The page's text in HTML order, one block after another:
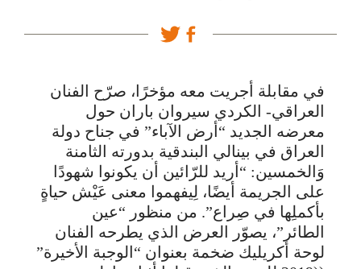
في مقابلة أجريت معه مؤخرًا، صرّح الفنان
العراقي- الكردي سيروان باران حول
معرضه الجديد “أرض الآباء” في جناح دولة
العراق في بينالي البندقية بدورته الثامنة
وَالخمسين: “أريد للرّائين أن يكونوا شهودًا
على الجريمة أيضًا، لِيفهموا معنى عَيْش حياةٍ
بأكملِها في صِراع”. من منظور “عين
الطائر”، يصوّر العرض الذي يطرحه الفنان
لوحة أكريليك ضخمة بعنوان “الوجبة الأخيرة”